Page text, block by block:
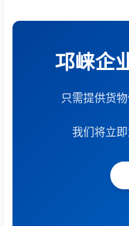
邛崃企
只需提供货
我们将立